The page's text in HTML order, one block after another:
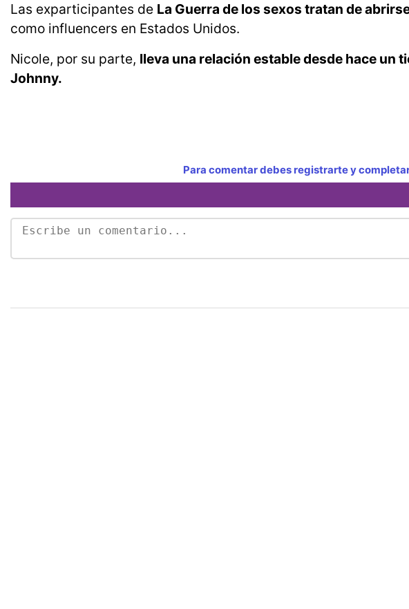
Las exparticipantes de La Guerra de los sexos tratan de
como influencers en Estados Unidos.
Nicole, por su parte, lleva una relación estable desde hace un
Johnny.
Para comentar debes registrarte y